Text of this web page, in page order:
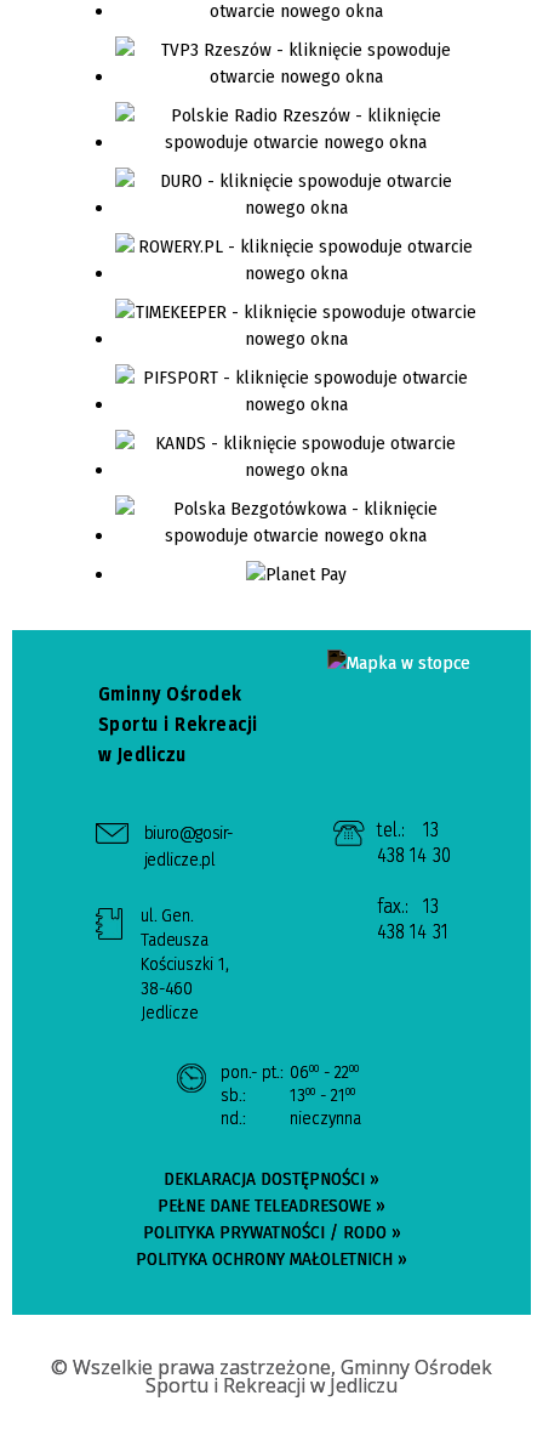
Gminny Ośrodek
Sportu i Rekreacji
w Jedliczu
biuro@gosir-
jedlicze.pl
ul. Gen.
Tadeusza
Kościuszki 1,
38-460
Jedlicze
tel.:
13
438 14 30
fax.:
13
438 14 31
pon.- pt.: 0600 - 2200
sb.: 1300 - 21 00
nd.: nieczynna
DEKLARACJA DOSTĘPNOŚCI »
PEŁNE DANE TELEADRESOWE »
POLITYKA PRYWATNOŚCI / RODO »
POLITYKA OCHRONY MAŁOLETNICH »
© Wszelkie prawa zastrzeżone, Gminny Ośrodek
Sportu i Rekreacji w Jedliczu